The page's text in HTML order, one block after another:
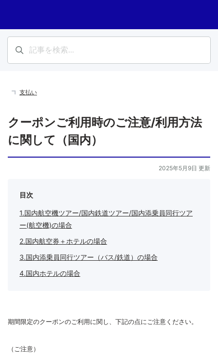
支払い
クーポンご利用時のご注意/利用方法
に関して（国内）
2025年5月9日 更新
目次
1.国内航空機ツアー/国内鉄道ツアー/国内添乗員同行ツア
ー(航空機)の場合
2.国内航空券＋ホテルの場合
3.国内添乗員同行ツアー（バス/鉄道）の場合
4.国内ホテルの場合
期間限定のクーポンのご利用に関し、下記の点にご注意ください。
（ご注意）